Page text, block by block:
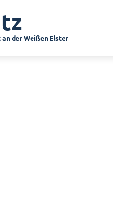
Christian Thieme
der Weißen Elster